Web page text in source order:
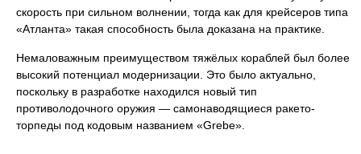
скорость при сильном волнении, тогда как для крейсеров типа
«Атланта» такая способность была доказана на практике.
Немаловажным преимуществом тяжёлых кораблей был более
высокий потенциал модернизации. Это было актуально,
поскольку в разработке находился новый тип
противолодочного оружия — самонаводящиеся ракето-
торпеды под кодовым названием «Grebe».